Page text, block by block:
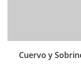
Cuervo y